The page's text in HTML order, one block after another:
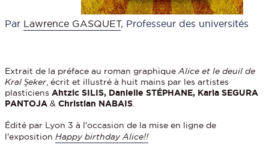
Par Lawrence GASQUET, Professeur des universités
Extrait de la préface au roman graphiqueAlice et le deuil de
KralŞeker, écrit et illustré à huit mains par les artistes
plasticiensAhtzic SILIS, Danielle STÉPHANE, Karla SEGURA
PANTOJA& Christian NABAIS.
Édité par Lyon 3 à l'occasion de la mise en ligne de
l'expositionHappy birthday Alice!!